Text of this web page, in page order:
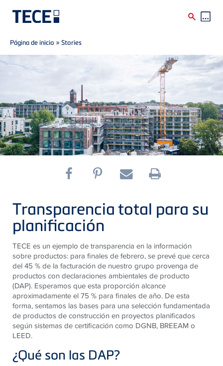
Skip to main content
Breadcrumb
Página de inicio »Stories
Transparencia total para su
planificación
TECE es un ejemplo de transparencia en la información
sobre productos: para finales de febrero, se prevé que cerca
del 45 % de la facturación de nuestro grupo provenga de
productos con declaraciones ambientales de producto
(DAP). Esperamos que esta proporción alcance
aproximadamente el 75 % para finales de año. De esta
forma, sentamos las bases para una selección fundamentada
de productos de construcción en proyectos planificados
según sistemas de certificación como DGNB, BREEAM o
LEED.
¿Qué son las DAP?